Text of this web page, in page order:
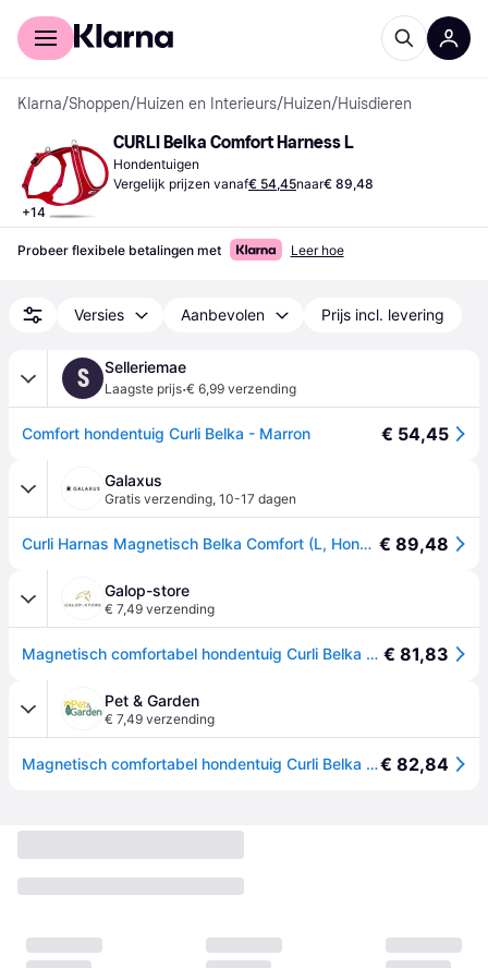
Voor shoppers
Klarna/Shoppen/Huizen en Interieurs/Huizen/Huisdieren
+14
CURLI Belka Comfort Harness L
Hondentuigen
Vergelijk prijzen vanaf€ 54,45naar€ 89,48
Probeer flexibele betalingen met Leer hoe
Versies Aanbevolen Prijs incl. levering
S Selleriemae
Laagste prijs·€ 6,99 verzending
Comfort hondentuig Curli Belka - Marron € 54,45
Galaxus
Gratis verzending, 10-17 dagen
Curli Harnas Magnetisch Belka Comfort (L, Hond, Algemeen), Kraag + Leiband € 89,48
Galop-store
€ 7,49 verzending
Magnetisch comfortabel hondentuig Curli Belka - Noir € 81,83
Pet & Garden
€ 7,49 verzending
Magnetisch comfortabel hondentuig Curli Belka - Noir€ 82,84